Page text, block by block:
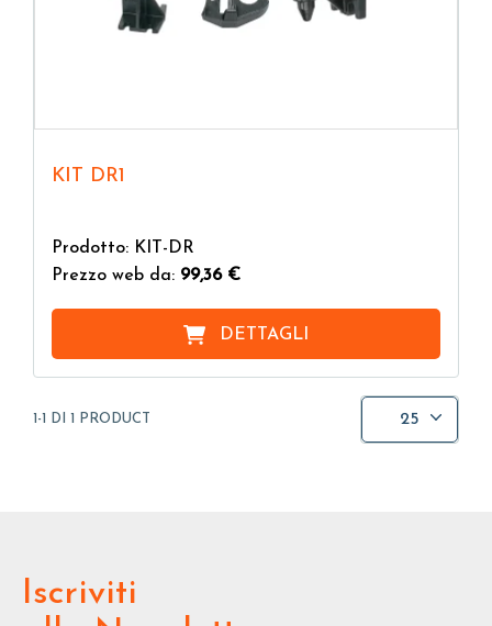
KIT DR1
Prodotto: KIT-DR
Prezzo web da: 99,36 €
DETTAGLI
1-1 DI 1 PRODUCT 25
Iscriviti